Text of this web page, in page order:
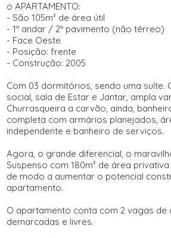
o APARTAMENTO:
- São 105m² de área útil
- 1º andar / 2º pavimento (não térreo)
- Face Oeste
- Posição: frente
- Construção: 2005
Com 03 dormitórios, sendo uma suíte.
social, sala de Estar e Jantar, ampla
Churrasqueira a carvão, ainda,
completa com armários planejados,
independente e banheiro de serviços.
Agora, o grande diferencial, o
Suspenso com 180m² de área
de modo a aumentar o potencial
apartamento.
O apartamento conta com 2 vagas
demarcadas e livres.